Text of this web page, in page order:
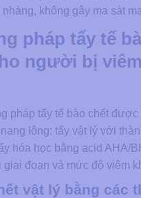
không gây ma sát
pháp tẩy tế
người bị
pháp tẩy tế bào chết được
lông: tẩy vật lý với
hóa học bằng acid AHA/
đoạn và mức độ viêm
vật lý bằng các